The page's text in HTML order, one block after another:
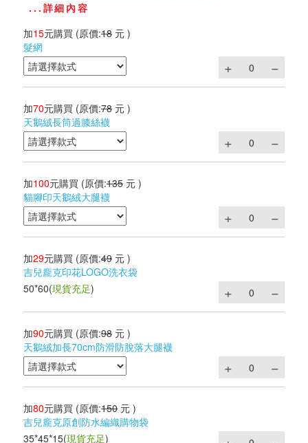
...詳細內容
加15元購買 (原價:18 元 )
髮網
加70元購買 (原價:78 元 )
天鵝絨長筒過膝絲襪
加100元購買 (原價:135 元 )
貓腳印天鵝絨大腿襪
加29元購買 (原價:49 元 )
吉兒龐克印花LOGO洗衣袋
50*60(現貨充足)
加90元購買 (原價:98 元 )
天鵝絨加長70cm防滑防脫落大腿襪
加80元購買 (原價:150 元 )
吉兒龐克原創防水編織購物袋
35*45*15(現貨充足)